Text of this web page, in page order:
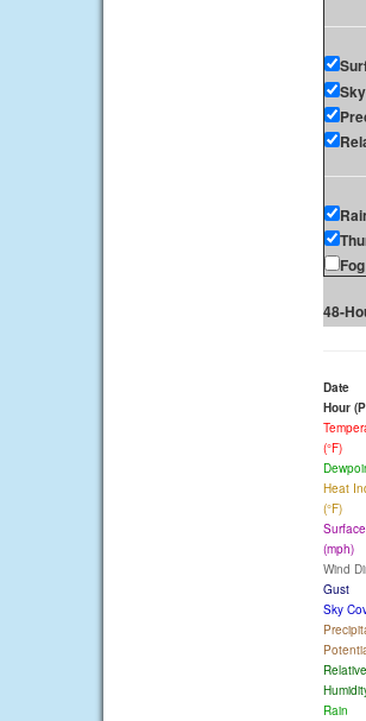
Fog
48-
Date
Hour
(°F)
Heat
(°F)
(mph)
Wind
Gust
Sky
Relative
Rain